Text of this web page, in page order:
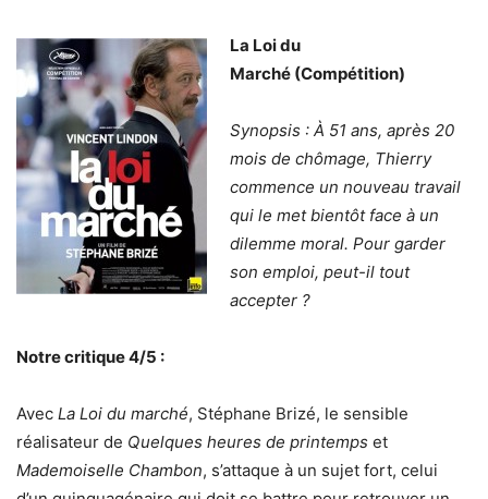
La Loi du
Marché (Compétition)
Synopsis : À 51 ans, après 20
mois de chômage, Thierry
commence un nouveau travail
qui le met bientôt face à un
dilemme moral. Pour garder
son emploi, peut-il tout
accepter ?
Notre critique 4/5 :
Avec La Loi du marché, Stéphane Brizé, le sensible
réalisateur de Quelques heures de printemps et
Mademoiselle Chambon, s’attaque à un sujet fort, celui